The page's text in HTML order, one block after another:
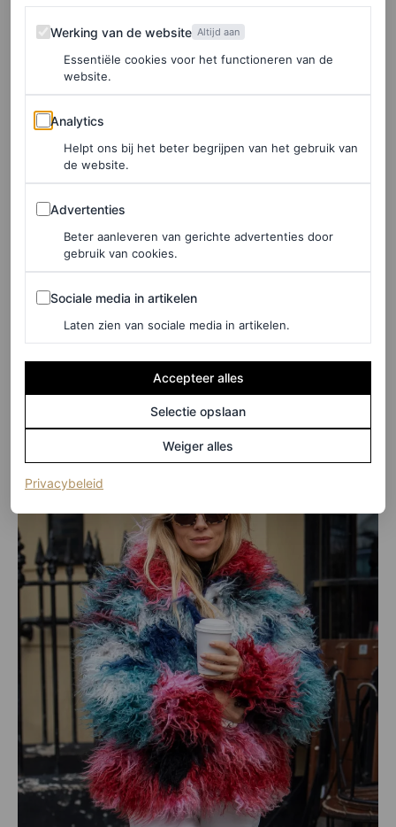
©DESIGUAL
Korte jas van synthetisch bont, ontworpen door Christian
Lacroix, € 175,20
Werking van de website
Werking van de website Altijd aan
Essentiële cookies voor het functioneren van de
website.
Analytics
Analytics
Helpt ons bij het beter begrijpen van het gebruik van
de website.
Advertenties
Advertenties
Beter aanleveren van gerichte advertenties door
gebruik van cookies.
Sociale media in artikelen
Sociale media in artikelen
Laten zien van sociale media in artikelen.
Accepteer alles
Selectie opslaan
Weiger alles
Privacybeleid